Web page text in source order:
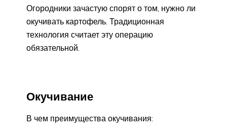
Огородники зачастую спорят о том, нужно ли
окучивать картофель. Традиционная
технология считает эту операцию
обязательной.
Окучивание
В чем преимущества окучивания: